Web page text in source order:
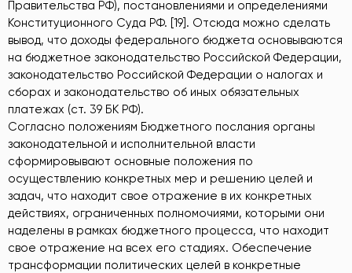
Правительства РФ), постановлениями и определениями
Конституционного Суда РФ. [19]. Отсюда можно сделать
вывод, что доходы федерального бюджета основываются
на бюджетное законодательство Российской Федерации,
законодательство Российской Федерации о налогах и
сборах и законодательство об иных обязательных
платежах (ст. 39 БК РФ).
Согласно положениям Бюджетного послания органы
законодательной и исполнительной власти
сформировывают основные положения по
осуществлению конкретных мер и решению целей и
задач, что находит свое отражение в их конкретных
действиях, ограниченных полномочиями, которыми они
наделены в рамках бюджетного процесса, что находит
свое отражение на всех его стадиях. Обеспечение
трансформации политических целей в конкретные